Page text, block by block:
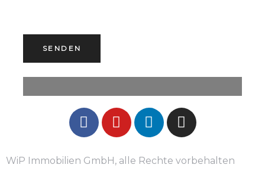
WiP Immobilien GmbH, alle Rechte vorbehalten